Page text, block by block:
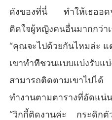
ดังของที่นี่ ทำให้เธออดจ
ติดใจผู้หญิงคนอื่นมากกว่า
“คุณจะไปด้วยกันไหมล่ะ แ
เขาทำทีชวนแบบแบ่งรับ
สามารถติดตามเขาไปได้
ทำงานตามตารางที่อัดแน่
“วิกกี้ติดงานค่ะ กระดิกตั